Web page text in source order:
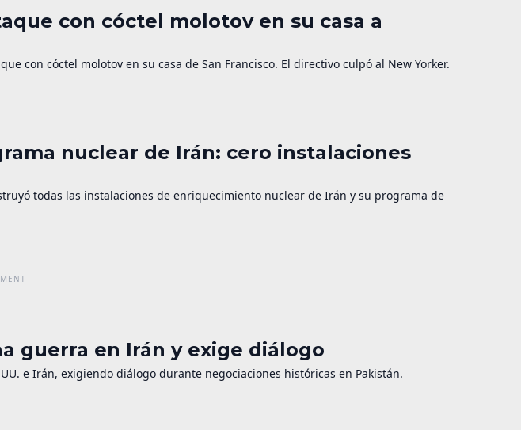
con cóctel molotov en su casa a
con cóctel molotov en su casa de San Francisco. El directivo culpó al New Yorker.
nuclear de Irán: cero instalaciones
todas las instalaciones de enriquecimiento nuclear de Irán y su programa de
guerra en Irán y exige diálogo
e Irán, exigiendo diálogo durante negociaciones históricas en Pakistán.